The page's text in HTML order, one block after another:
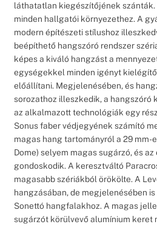
láthatatlan kiegészítőjének szánták.
minden hallgatói környezethez. A
modern építészeti stílushoz
beépíthető hangszóró rendszer
képes a kiváló hangzást a
egységekkel minden igényt
előállítani. Megjelenésében, és
sorozathoz illeszkedik, a hangszóró
az alkalmazott technológiák egy
Sonus faber védjegyének számító
magas hang tartományról a 29 mm-
Dome) selyem magas sugárzó, és
gondoskodik. A keresztváltó
magasabb szériákból örökölte. A
hangzásában, de megjelenésében
Sonettó hangfalakhoz. A magas
sugárzót körülvevő alumínium keret